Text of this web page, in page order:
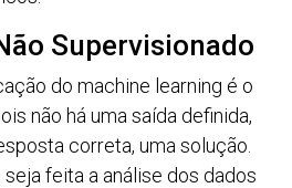
Supervisionado
do machine learning é o
não há uma saída definida,
correta, uma solução.
feita a análise dos dados